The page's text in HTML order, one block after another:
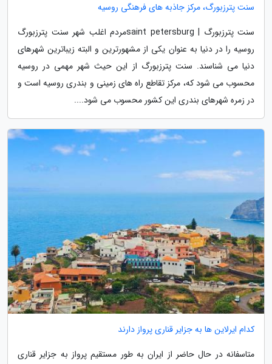
سنت پترزبورگ، مرکز جاذبه های فرهنگی روسیه
سنت پترزبورگ | saint petersburgمردم اغلب شهر سنت پترزبورگ
روسیه را در دنیا به عنوان یکی از مشهورترین و البته زیباترین شهرهای
دنیا می شناسند. سنت پترزبورگ از این حیث شهر مهمی در روسیه
محسوب می شود که، مرکز تقاطع راه های زمینی و بندری روسیه است و
در زمره شهرهای بندری این کشور محسوب می شود....
کدام ایرلاین ها به جزایر قناری پرواز دارند
متاسفانه در حال حاضر از ایران به طور مستقیم پرواز به جزایر قناری